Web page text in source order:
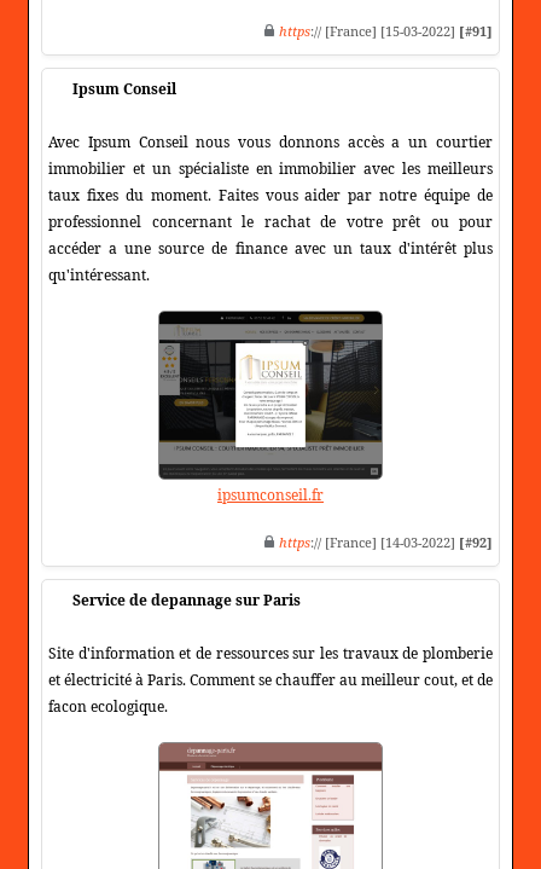
https:// [France] [15-03-2022] [#91]
Ipsum Conseil
Avec Ipsum Conseil nous vous donnons accès a un courtier
immobilier et un spécialiste en immobilier avec les meilleurs
taux fixes du moment. Faites vous aider par notre équipe de
professionnel concernant le rachat de votre prêt ou pour
accéder a une source de finance avec un taux d'intérêt plus
qu'intéressant.
ipsumconseil.fr
https:// [France] [14-03-2022] [#92]
Service de depannage sur Paris
Site d'information et de ressources sur les travaux de plomberie
et électricité à Paris. Comment se chauffer au meilleur cout, et de
facon ecologique.